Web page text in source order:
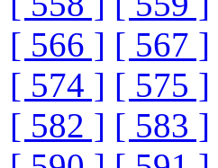
[ 566 ] [ 567 ]
[ 574 ] [ 575 ]
[ 582 ] [ 583 ]